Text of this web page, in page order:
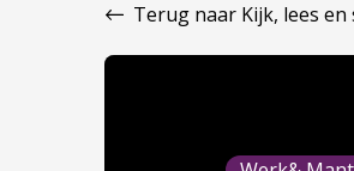
Terug naar Kijk, lees